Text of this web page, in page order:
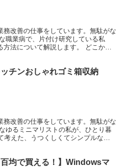
務改善の仕事をしています。無駄がな
職業病で、片付け研究している私
方法について解説します。 どこから
チンおしゃれゴミ箱収納
務改善の仕事をしています。無駄がな
ゆるミニマリストの私が、ひとり暮
考えた、うつくしくてシンプルなゴ
百均で買える！】Windowsマ